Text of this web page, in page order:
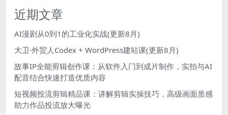
近期文章
AI漫剧从0到1的工业化实战(更新8月)
大卫·外贸人Codex + WordPress建站课(更新8月)
故事IP全能剪辑创作课：从软件入门到成片制作，实拍与AI
配音结合快速打造优质内容
短视频投流剪辑精品课：讲解剪辑实操技巧，高级画面质感
助力作品投流放大曝光